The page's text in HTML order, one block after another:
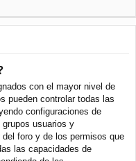
con el mayor nivel de
pueden controlar todas las
configuraciones de
usuarios y
foro y de los permisos que
las capacidades de